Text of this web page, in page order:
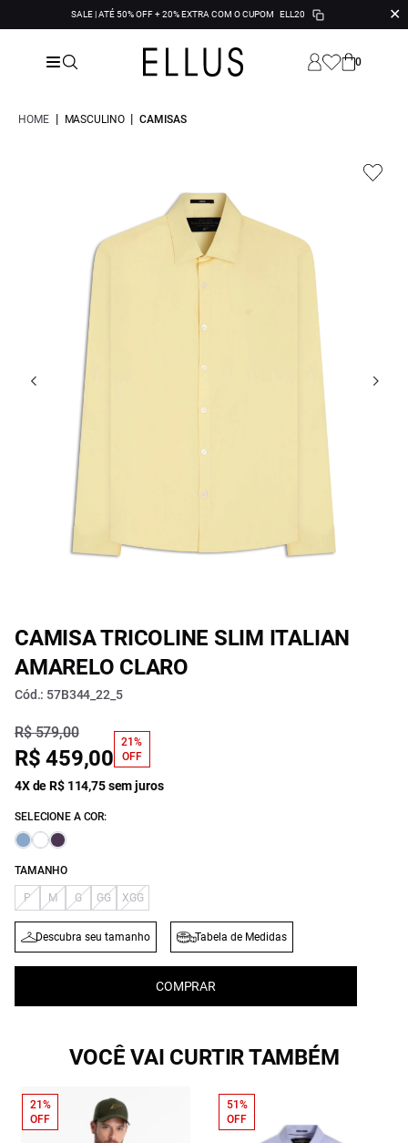
SALE | ATÉ 50% OFF + 20% EXTRA COM O CUPOM ELL20 ✕
0
HOME | MASCULINO | CAMISAS
CAMISA TRICOLINE SLIM ITALIAN
AMARELO CLARO
Cód.: 57B344_22_5
R$ 579,00
R$ 459,00
21%
OFF
4X de R$ 114,75 sem juros
SELECIONE A COR:
TAMANHO
P M G GG XGG
Descubra seu tamanho Tabela de Medidas
COMPRAR
VOCÊ VAI CURTIR TAMBÉM
21%
OFF
51%
OFF